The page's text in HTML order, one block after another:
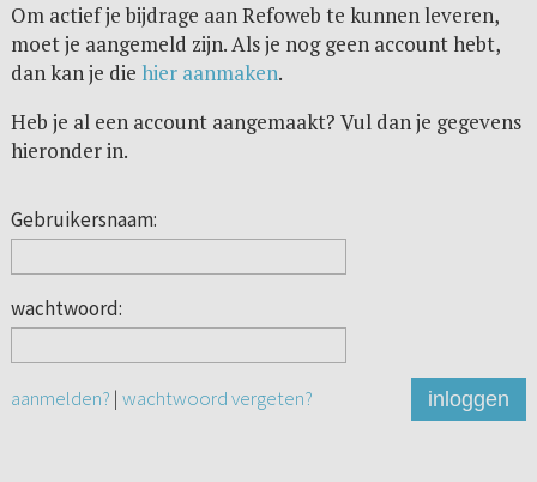
Om actief je bijdrage aan Refoweb te kunnen leveren,
moet je aangemeld zijn. Als je nog geen account hebt,
dan kan je die hier aanmaken.
Heb je al een account aangemaakt? Vul dan je gegevens
hieronder in.
Gebruikersnaam:
wachtwoord:
aanmelden? | wachtwoord vergeten? inloggen